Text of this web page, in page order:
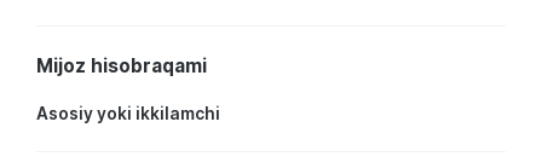
Mijoz hisobraqami
Asosiy yoki ikkilamchi